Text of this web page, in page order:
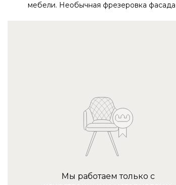
мебели. Необычная фрезеровка фасада
Мы работаем только с